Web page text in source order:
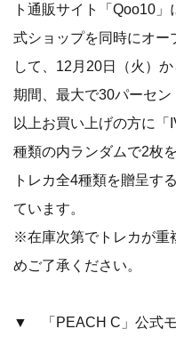
ト通販サイト「Qoo10
式ショップを同時にオー
して、12月20日（火）
期間、最大で30パーセ
以上お買い上げの方に
種類の内ランダムで2枚
トレカ全4種類を贈呈す
ています。
※在庫次第でトレカが重
めご了承ください。
▼ 「PEACH C」公式モ